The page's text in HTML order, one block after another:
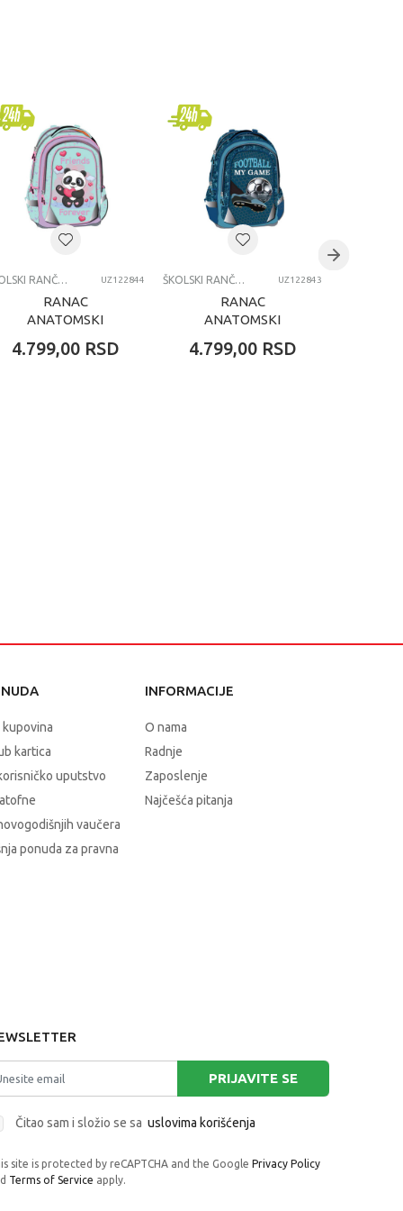
ŠKOLSKI RANČEVI UZ122844
RANAC
ANATOMSKI
FOREVER
4.799,00 RSD
ŠKOLSKI RANČEVI UZ122843
RANAC
ANATOMSKI
FOOTBALL MY
4.799,00 RSD
kartica
uputstvo
vaučera
ponuda za pravna
INFORMACIJE
O nama
Radnje
Zaposlenje
Najčešća pitanja
PRIJAVITE SE
Čitao sam i složio se sa uslovima korišćenja
site is protected by reCAPTCHA and the Google Privacy Policy
Terms of Service apply.